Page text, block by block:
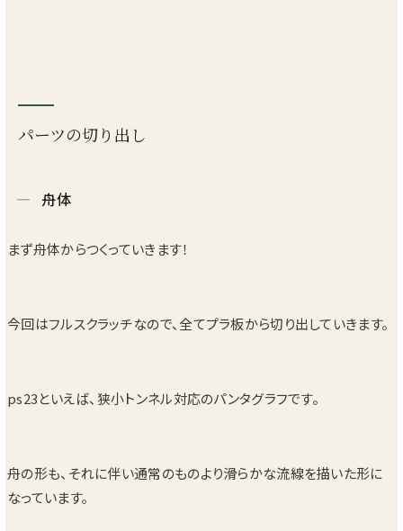
パーツの切り出し
舟体
まず舟体からつくっていきます！
今回はフルスクラッチなので、全てプラ板から切り出していきます。
ps23といえば、狭小トンネル対応のパンタグラフです。
舟の形も、それに伴い通常のものより滑らかな流線を描いた形に
なっています。